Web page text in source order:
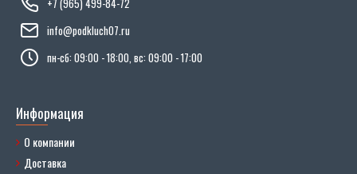
info@podkluch07.ru
пн-сб: 09:00 - 18:00, вс: 09:00 - 17:00
Информация
О компании
Доставка